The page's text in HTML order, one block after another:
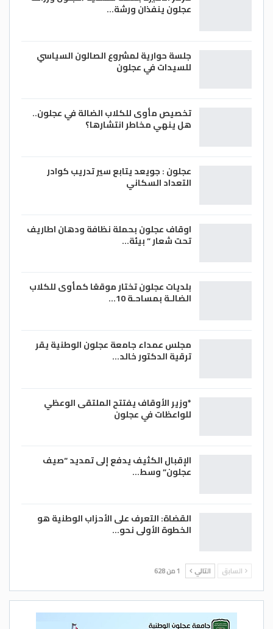
أيام للخروج في مواكب مليونية تتوجه إلى
القصر الرئاسي في وسط الخرطوم، لرفع شعار:
“لا تفاوض ولا مساومة ولاشرعية” للحكم
على الأرض وعلى مواقع التواصل الاجتماعي
وفعاليات تنشيطية في الأحياء لحشد وتعبئة
عجلون ينفذان ورشة…
جلسة حوارية لمشروع الصالون السياسي
للسيدات في عجلون
تخصيص مأوى للكلاب الضالة في عجلون..
هل ينهي مخاطر انتشارها؟
عجلون : جويعد يتابع سير تدريب كوادر
التعداد السكاني
اوقاف عجلون بحملة نظافة ودهان اطاريف
تحت شعار ” بيئة…
بلديات عجلون تختار موقعًا كمأوى للكلاب
الضالـة بمساحـة 10…
مجلس عمداء جامعة عجلون الوطنية يقر
ترقية الدكتور خالد…
*وزير الأوقاف يفتتح الملتقى الوعظي
للواعظات في عجلون
الإقبال الكثيف يدفع إلى تمديد “صيف
عجلون” وسط…
القضاة: التعرف على الأحزاب الوطنية هو
الخطوة الأولى نحو…
السابق التالي 1 من 628